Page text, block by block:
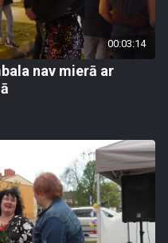
00:03:14
nav mierā ar